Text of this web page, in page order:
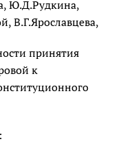
Ю.Д.Рудкина,
В.Г.Ярославцева,
принятия
к